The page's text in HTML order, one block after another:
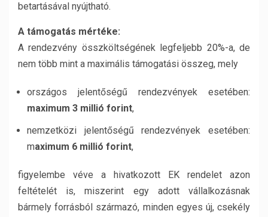
betartásával nyújtható.
A támogatás mértéke:
A rendezvény összköltségének legfeljebb 20%-a, de
nem több mint a maximális támogatási összeg, mely
országos jelentőségű rendezvények esetében:
maximum 3 millió forint,
nemzetközi jelentőségű rendezvények esetében:
maximum 6 millió forint,
figyelembe véve a hivatkozott EK rendelet azon
feltételét is, miszerint egy adott vállalkozásnak
bármely forrásból származó, minden egyes új, csekély